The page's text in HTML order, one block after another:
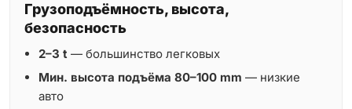
Грузоподъёмность, высота,
безопасность
2–3 t — большинство легковых
Мин. высота подъёма 80–100 mm — низкие
авто